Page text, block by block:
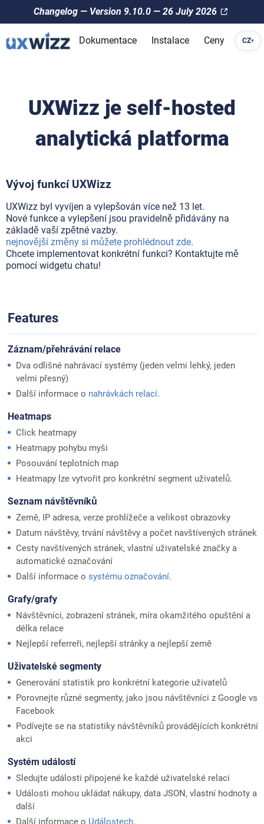
Changelog — Version 9.10.0 — 26 July 2026
Dokumentace Instalace Ceny CZ▾
UXWizz je self-hosted
analytická platforma
Vývoj funkcí UXWizz
UXWizz byl vyvíjen a vylepšován více než 13 let.
Nové funkce a vylepšení jsou pravidelně přidávány na
základě vaší zpětné vazby.
nejnovější změny si můžete prohlédnout zde.
Chcete implementovat konkrétní funkci? Kontaktujte mě
pomocí widgetu chatu!
Features
Záznam/přehrávání relace
Dva odlišné nahrávací systémy (jeden velmi lehký, jeden
velmi přesný)
Další informace o nahrávkách relací.
Heatmaps
Click heatmapy
Heatmapy pohybu myši
Posouvání teplotních map
Heatmapy lze vytvořit pro konkrétní segment uživatelů.
Seznam návštěvníků
Země, IP adresa, verze prohlížeče a velikost obrazovky
Datum návštěvy, trvání návštěvy a počet navštívených stránek
Cesty navštívených stránek, vlastní uživatelské značky a
automatické označování
Další informace o systému označování.
Grafy/grafy
Návštěvníci, zobrazení stránek, míra okamžitého opuštění a
délka relace
Nejlepší referreři, nejlepší stránky a nejlepší země
Uživatelské segmenty
Generování statistik pro konkrétní kategorie uživatelů
Porovnejte různé segmenty, jako jsou návštěvníci z Google vs
Facebook
Podívejte se na statistiky návštěvníků provádějících konkrétní
akci
Systém událostí
Sledujte události připojené ke každé uživatelské relaci
Události mohou ukládat nákupy, data JSON, vlastní hodnoty a
další
Další informace o Událostech.